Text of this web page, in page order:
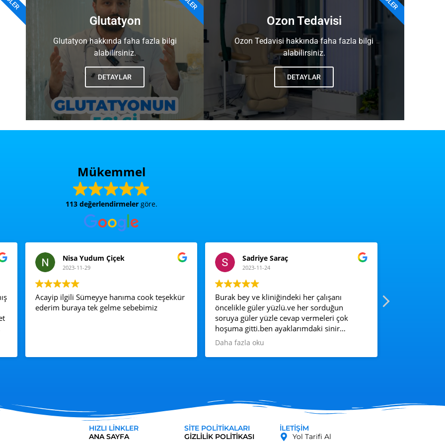
Ozon Tedavisi
Ozon Tedavisi hakkında faha fazla bilgi
alabilirsiniz.
DETAYLAR
Glutatyon
Glutatyon hakkında faha fazla bilgi
alabilirsiniz.
DETAYLAR
Mükemmel
113 değerlendirmelergöre.
Nisa Yudum Çiçek
2023-11-29
Acayip ilgili Sümeyye hanıma cook teşekkür
ederim buraya tek gelme sebebimiz
Sadriye Saraç
2023-11-24
Burak bey ve kliniğindeki her çalışanı
öncelikle güler yüzlü.ve her sorduğun
soruya güler yüzle cevap vermeleri çok
hoşuma gitti.ben ayaklarımdaki sinir
iltihaplanması için gittim .Ozon tedavi için
gıda takviyeleri ve diyetisyen hanıma
Daha fazla oku
HIZLI LINKLER
ANA SAYFA
SITE POLITIKALARI
GIZLILIK POLITIKASI
İLETİŞİM
Yol Tarifi Al